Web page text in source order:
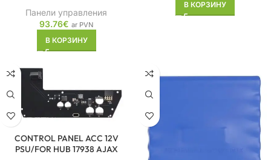
Панели управления
93.76€ ar PVN
В КОРЗИНУ
В КОРЗИНУ
CONTROL PANEL ACC 12V
PSU/FOR HUB 17938 AJAX